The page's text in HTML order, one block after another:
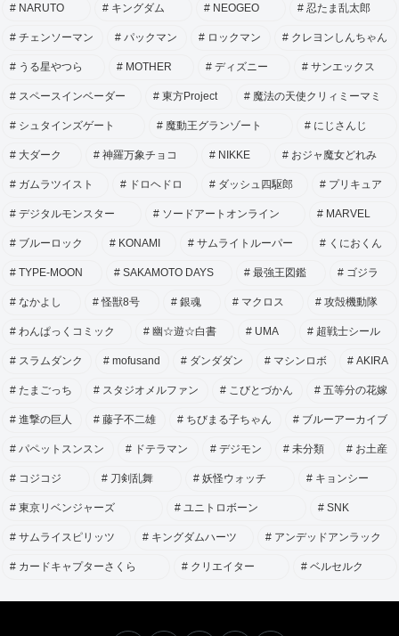
NARUTO キングダム NEOGEO 忍たま乱太郎
チェンソーマン パックマン ロックマン クレヨンしんちゃん
うる星やつら MOTHER ディズニー サンエックス
スペースインベーダー 東方Project 魔法の天使クリィミーマミ
シュタインズゲート 魔動王グランゾート にじさんじ
大ダーク 神羅万象チョコ NIKKE おジャ魔女どれみ
ガムラツイスト ドロヘドロ ダッシュ四駆郎 プリキュア
デジタルモンスター ソードアートオンライン MARVEL
ブルーロック KONAMI サムライトルーパー くにおくん
TYPE-MOON SAKAMOTO DAYS 最強王図鑑 ゴジラ
なかよし 怪獣8号 銀魂 マクロス 攻殻機動隊
わんぱっくコミック 幽☆遊☆白書 UMA 超戦士シール
スラムダンク mofusand ダンダダン マシンロボ AKIRA
たまごっち スタジオメルファン こびとづかん 五等分の花嫁
進撃の巨人 藤子不二雄 ちびまる子ちゃん ブルーアーカイブ
パペットスンスン ドテラマン デジモン 未分類 お土産
コジコジ 刀剣乱舞 妖怪ウォッチ キョンシー
東京リベンジャーズ ユニトロボーン SNK
サムライスピリッツ キングダムハーツ アンデッドアンラック
カードキャプターさくら クリエイター ベルセルク